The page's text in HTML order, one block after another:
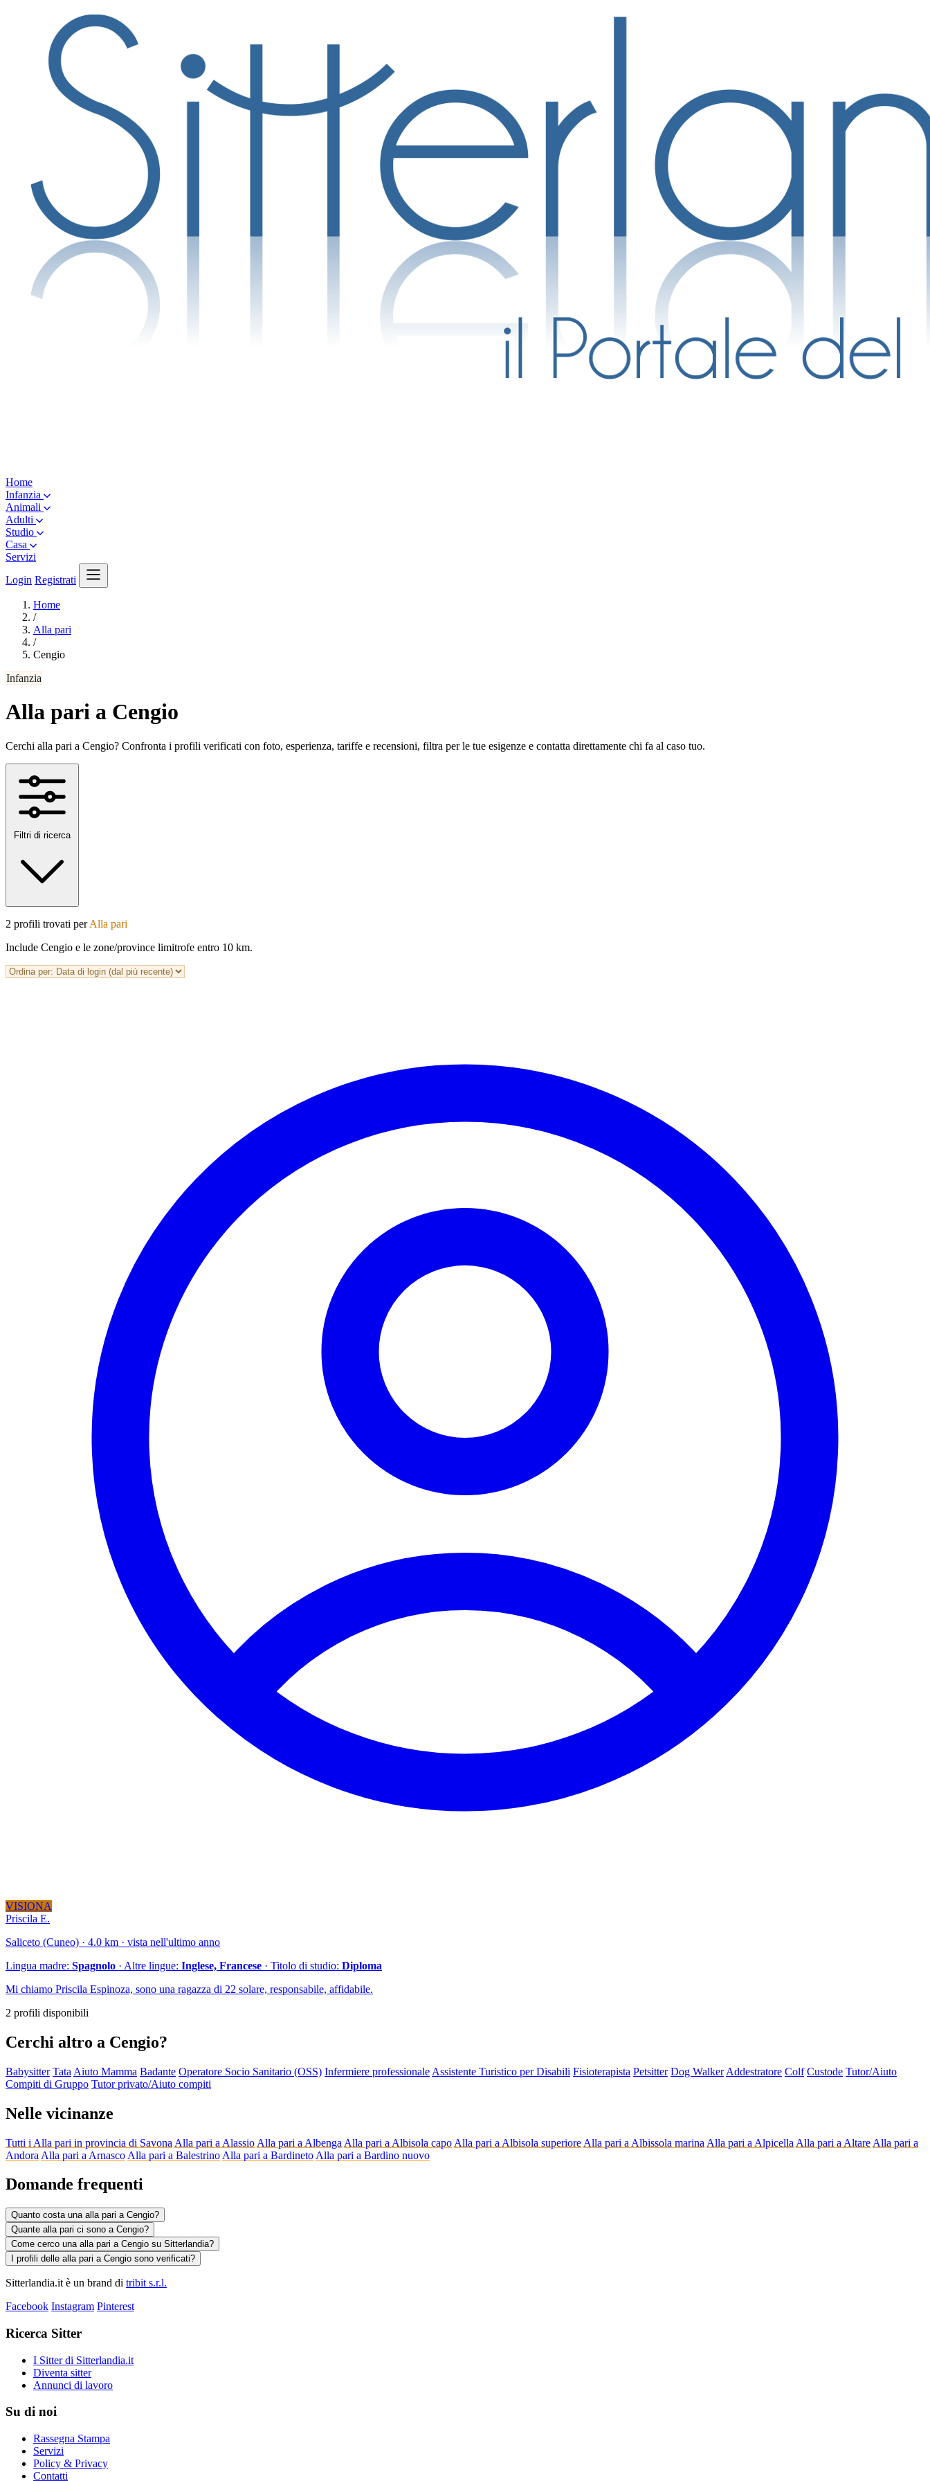
Home
Infanzia
Animali
Adulti
Studio
Casa
Servizi
Login Registrati
Home
/
Alla pari
/
Cengio
Infanzia
Alla pari a Cengio
Cerchi alla pari a Cengio? Confronta i profili verificati con foto, esperienza, tariffe e recensioni, filtra per le tue esigenze e contatta direttamente chi fa al caso tuo.
Filtri di ricerca
2 profili trovati perAlla pari
Include Cengio e le zone/province limitrofe entro 10 km.
VISIONA
Priscila E.
Saliceto (Cuneo) · 4.0 km · vista nell'ultimo anno
Lingua madre: Spagnolo · Altre lingue: Inglese, Francese · Titolo di studio: Diploma
Mi chiamo Priscila Espinoza, sono una ragazza di 22 solare, responsabile, affidabile.
2 profili disponibili
Cerchi altro a Cengio?
Babysitter Tata Aiuto Mamma Badante Operatore Socio Sanitario (OSS) Infermiere professionale Assistente Turistico per Disabili Fisioterapista Petsitter Dog Walker Addestratore Colf Custode Tutor/Aiuto
Compiti di Gruppo Tutor privato/Aiuto compiti
Nelle vicinanze
Tutti i Alla pari in provincia di Savona Alla pari a Alassio Alla pari a Albenga Alla pari a Albisola capo Alla pari a Albisola superiore Alla pari a Albissola marina Alla pari a Alpicella Alla pari a Altare Alla pari a
Andora Alla pari a Arnasco Alla pari a Balestrino Alla pari a Bardineto Alla pari a Bardino nuovo
Domande frequenti
Quanto costa una alla pari a Cengio?
Quante alla pari ci sono a Cengio?
Come cerco una alla pari a Cengio su Sitterlandia?
I profili delle alla pari a Cengio sono verificati?
Sitterlandia.it è un brand di tribit s.r.l.
Facebook Instagram Pinterest
Ricerca Sitter
I Sitter di Sitterlandia.it
Diventa sitter
Annunci di lavoro
Su di noi
Rassegna Stampa
Servizi
Policy & Privacy
Contatti